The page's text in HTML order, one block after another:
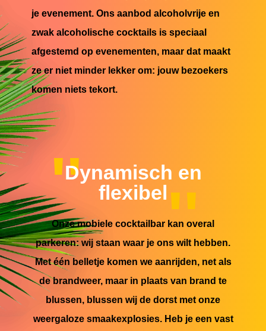
je evenement. Ons aanbod alcoholvrije en
zwak alcoholische cocktails is speciaal
afgestemd op evenementen, maar dat maakt
ze er niet minder lekker om: jouw bezoekers
komen niets tekort.
Dynamisch en
flexibel
Onze mobiele cocktailbar kan overal
parkeren: wij staan waar je ons wilt hebben.
Met één belletje komen we aanrijden, net als
de brandweer, maar in plaats van brand te
blussen, blussen wij de dorst met onze
weergaloze smaakexplosies. Heb je een vast